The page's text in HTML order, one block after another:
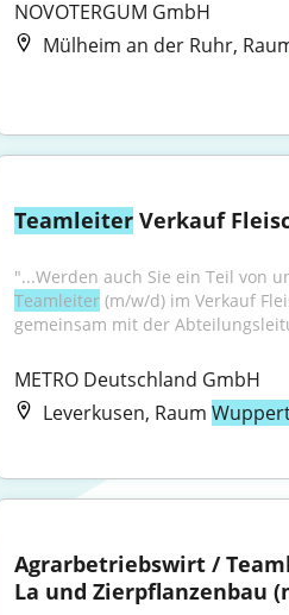
NOVOTERGUM GmbH
Mülheim an der Ruhr,
Teamleiter Verkauf
Teamleiter (m/w/d) im Verkauf
gemeinsam mit der
METRO Deutschland GmbH
Leverkusen, Raum
Agrarbetriebswirt /
La und Zierpflanzenbau